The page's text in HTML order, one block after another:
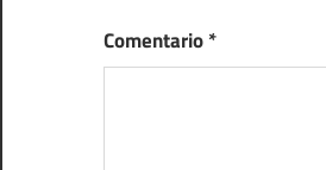
Comentario*